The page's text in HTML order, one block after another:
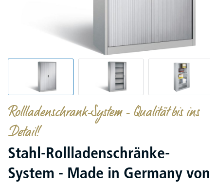
Rollladenschrank-System - Qualität bis ins
Detail!
Stahl-Rollladenschränke-
System - Made in Germany von